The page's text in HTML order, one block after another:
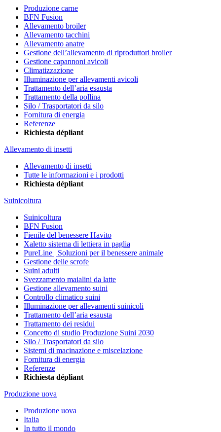
Produzione carne
BFN Fusion
Allevamento broiler
Allevamento tacchini
Allevamento anatre
Gestione dell’allevamento di riproduttori broiler
Gestione capannoni avicoli
Climatizzazione
Illuminazione per allevamenti avicoli
Trattamento dell’aria esausta
Trattamento della pollina
Silo / Trasportatori da silo
Fornitura di energia
Referenze
Richiesta dépliant
Allevamento di insetti
Allevamento di insetti
Tutte le informazioni e i prodotti
Richiesta dépliant
Suinicoltura
Suinicoltura
BFN Fusion
Fienile del benessere Havito
Xaletto sistema di lettiera in paglia
PureLine | Soluzioni per il benessere animale
Gestione delle scrofe
Suini adulti
Svezzamento maialini da latte
Gestione allevamento suini
Controllo climatico suini
Illuminazione per allevamenti suinicoli
Trattamento dell’aria esausta
Trattamento dei residui
Concetto di studio Produzione Suini 2030
Silo / Trasportatori da silo
Sistemi di macinazione e miscelazione
Fornitura di energia
Referenze
Richiesta dépliant
Produzione uova
Produzione uova
Italia
In tutto il mondo